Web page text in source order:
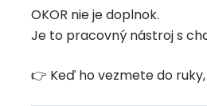
OKOR nie je doplnok.
Je to pracovný nástroj s
👉 Keď ho vezmete do